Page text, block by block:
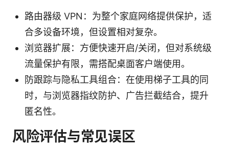
路由器级 VPN：为整个家庭网络提供保护，适
合多设备环境，但设置相对复杂。
浏览器扩展：方便快速开启/关闭，但对系统级
流量保护有限，需搭配桌面客户端使用。
防跟踪与隐私工具组合：在使用梯子工具的同
时，与浏览器指纹防护、广告拦截结合，提升
匿名性。
风险评估与常见误区